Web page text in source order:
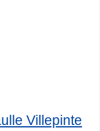
Villepinte